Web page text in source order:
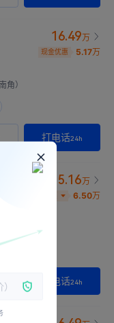
16.49万
现金优惠 5.17万
角）
打电话24h
15.16万
6.50万
8号
打电话24h